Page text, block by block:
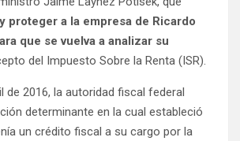
proteger a la empresa de Ricardo
que se vuelva a analizar su
del Impuesto Sobre la Renta (ISR).
de 2016, la autoridad fiscal federal
determinante en la cual estableció
un crédito fiscal a su cargo por la